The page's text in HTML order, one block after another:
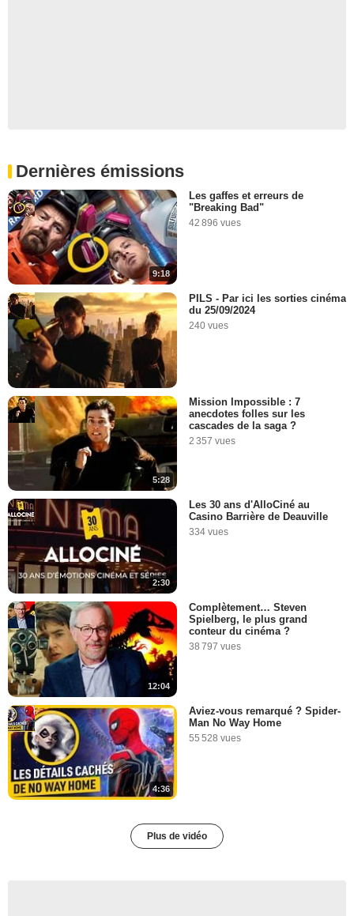
Dernières émissions
9:18
Les gaffes et erreurs de
"Breaking Bad"
42 896 vues
PILS - Par ici les sorties cinéma
du 25/09/2024
240 vues
5:28
Mission Impossible : 7
anecdotes folles sur les
cascades de la saga ?
2 357 vues
2:30
Les 30 ans d'AlloCiné au
Casino Barrière de Deauville
334 vues
12:04
Complètement… Steven
Spielberg, le plus grand
conteur du cinéma ?
38 797 vues
4:36
Aviez-vous remarqué ? Spider-
Man No Way Home
55 528 vues
Plus de vidéo